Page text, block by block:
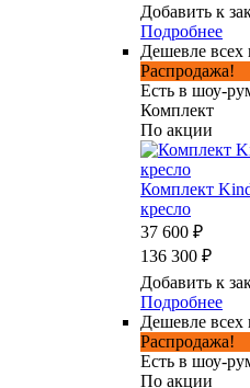
Добавить к
Подробнее
Дешевле всех
Распродажа!
Есть в шоу-
Комплект
По акции
Комплект
кресло
37 600 ₽
136 300 ₽
Добавить к
Подробнее
Дешевле всех
Распродажа!
Есть в шоу-
По акции